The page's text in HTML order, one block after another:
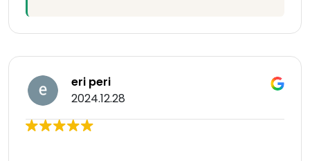
eri peri
2024.12.28